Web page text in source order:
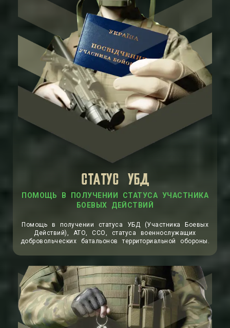
СТАТУС УБД
ПОМОЩЬ В ПОЛУЧЕНИИ СТАТУСА УЧАСТНИКА
БОЕВЫХ ДЕЙСТВИЙ
Помощь в получении статуса УБД (Участника Боевых
Действий), АТО, ССО, статуса военнослужащих
добровольческих батальонов территориальной обороны.